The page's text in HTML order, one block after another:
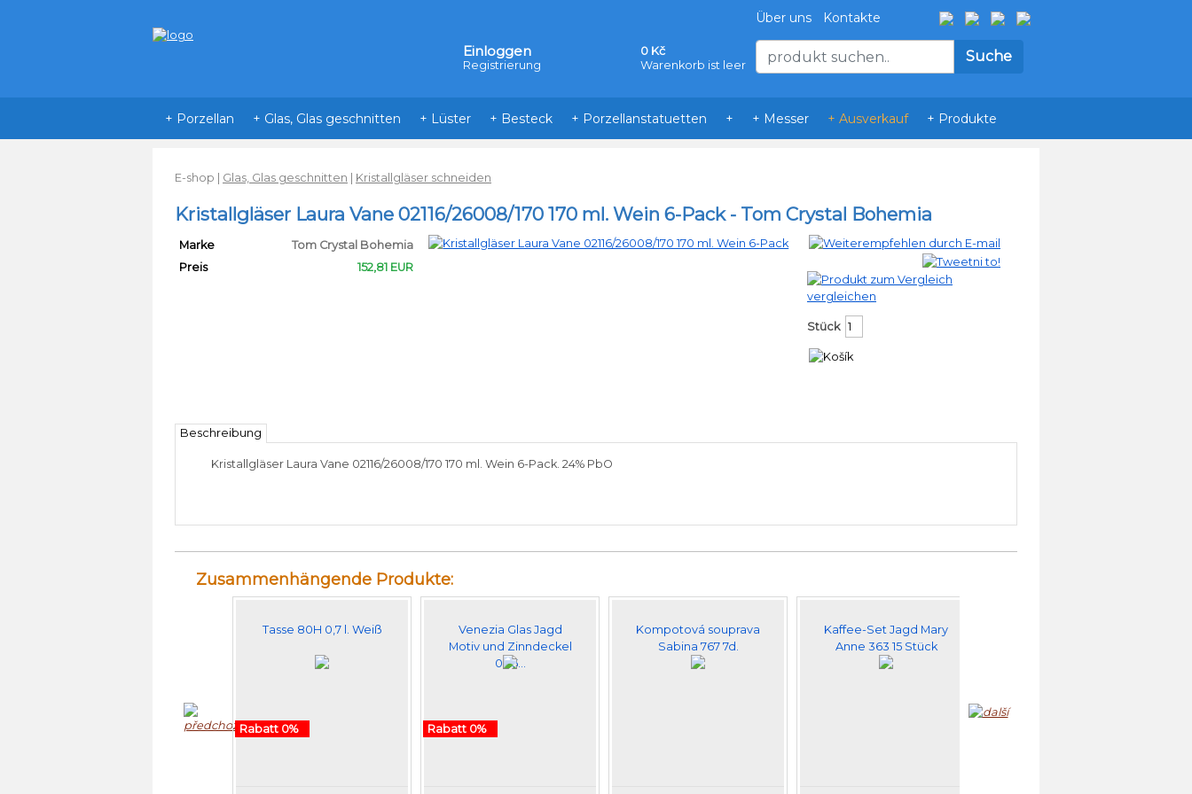
Einloggen
Registrierung
0 Kč
Warenkorb ist leer
Über uns Kontakte
E-shop Glas, Glas geschnitten Kristallgläser schneiden
Kristallgläser Laura Vane 02116/26008/170 170 ml. Wein 6-Pack - Tom Crystal Bohemia
Marke
Tom Crystal Bohemia
Preis
152,81 EUR
vergleichen
Stück
Beschreibung
Kristallgläser Laura Vane 02116/26008/170 170 ml . Wein 6-Pack. 24% PbO
Zusammenhängende Produkte:
Tasse 80H 0,7 l. Weiß
Rabatt 0%
Venezia Glas Jagd
Motiv und Zinndeckel
0,25…
Rabatt 0%
Kompotová souprava
Sabina 767 7d.
Kaffee-Set Jagd Mary
Anne 363 15 Stück
+ Porzellan + Glas, Glas geschnitten + Lüster + Besteck + Porzellanstatuetten + + Messer + Ausverkauf + Produkte